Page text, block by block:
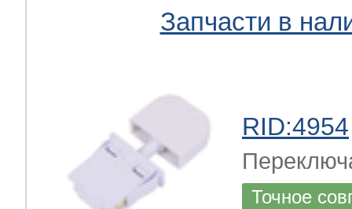
Запчасти в
RID:4954
Точное